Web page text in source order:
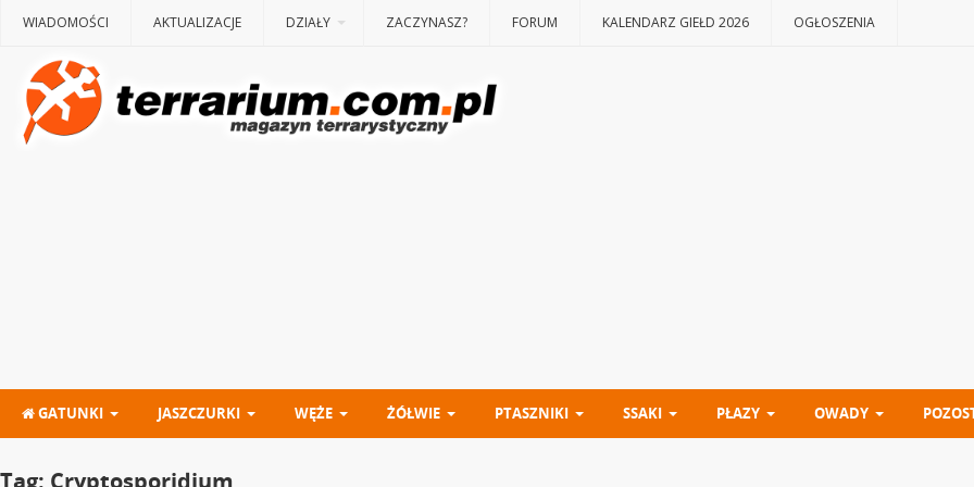
WIADOMOŚCI AKTUALIZACJE DZIAŁY ZACZYNASZ? FORUM KALENDARZ GIEŁD 2026 OGŁOSZENIA
GATUNKI JASZCZURKI WĘŻE ŻÓŁWIE PTASZNIKI SSAKI PŁAZY OWADY
Tag: Cryptosporidium